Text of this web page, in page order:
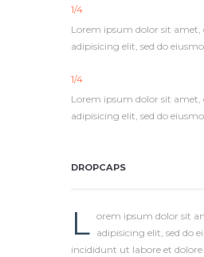
1/4
Lorem ipsum dolor sit amet,
adipisicing elit, sed do
1/4
Lorem ipsum dolor sit amet,
adipisicing elit, sed do
DROPCAPS
L orem ipsum dolor sit
adipisicing elit, sed do
incididunt ut labore et